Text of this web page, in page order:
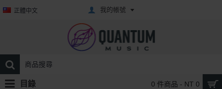
正體中文 我的帳號
0 件商品 - NT 0
目錄